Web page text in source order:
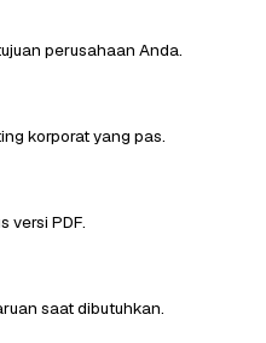
perusahaan Anda.
korporat yang pas.
versi PDF.
saat dibutuhkan.